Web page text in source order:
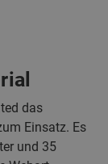
das
Einsatz. Es
und 35